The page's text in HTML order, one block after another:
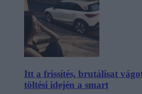
Itt a frissítés, brutálisat
töltési idején a smart